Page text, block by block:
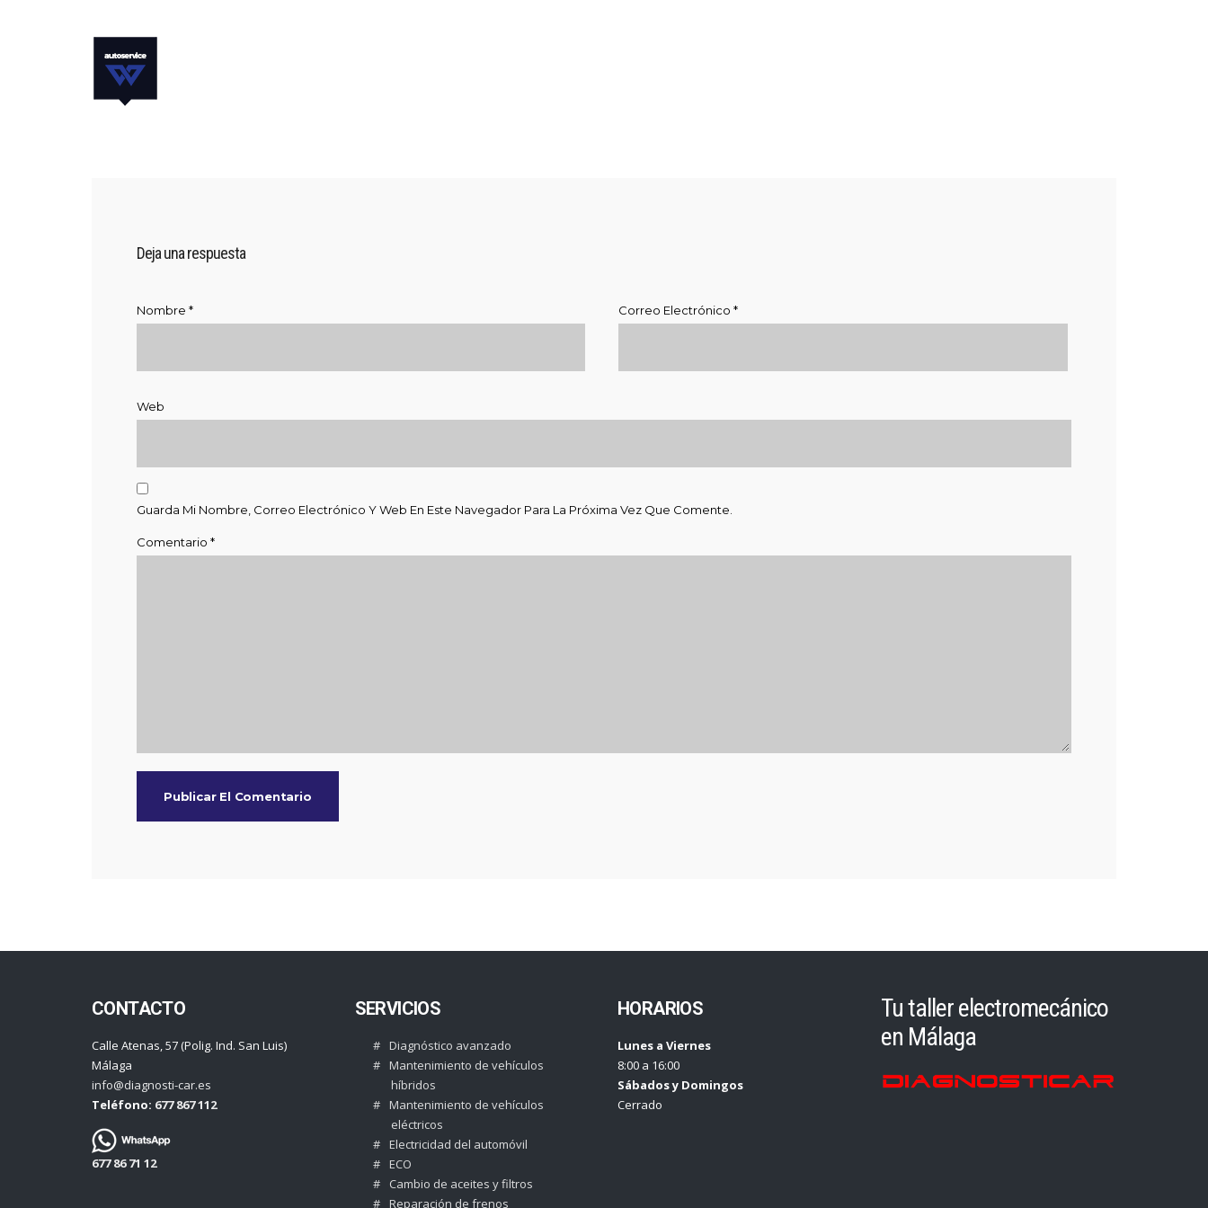
Deja una respuesta
Nombre * Correo Electrónico*
Web
Guarda Mi Nombre, Correo Electrónico Y Web En Este Navegador Para La Próxima Vez Que Comente.
Comentario *
CONTACTO
Calle Atenas, 57 (Polig. Ind. San Luis)
Málaga
info@diagnosti-car.es
Teléfono: 677 867 112
677 86 71 12
SERVICIOS
Diagnóstico avanzado
Mantenimiento de vehículos
híbridos
Mantenimiento de vehículos
eléctricos
Electricidad del automóvil
ECO
Cambio de aceites y filtros
Reparación de frenos
HORARIOS
Lunes a Viernes
8:00 a 16:00
Sábados y Domingos
Cerrado
Tu taller electromecánico
en Málaga